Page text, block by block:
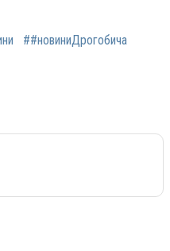
##новиниДрогобича